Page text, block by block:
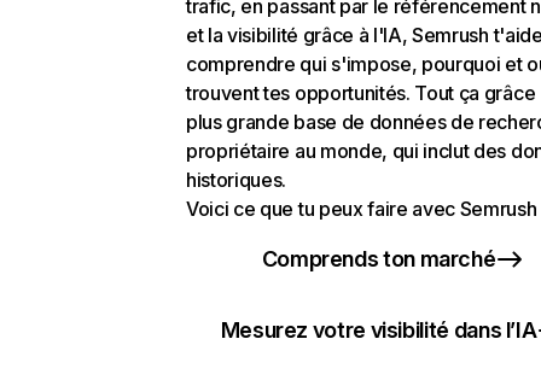
trafic, en passant par le référencement
et la visibilité grâce à l'IA, Semrush
comprendre qui s'impose, pourquoi et
trouvent tes opportunités. Tout ça grâce
plus grande base de données de
propriétaire au monde, qui inclut des
historiques.
Voici ce que tu peux faire avec Semrush
Comprends ton marché
Mesurez votre visibilité dans l’IA